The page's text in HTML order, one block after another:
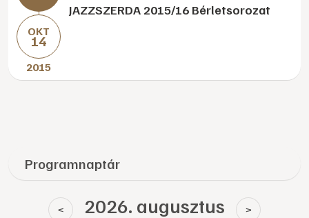
OKT
14
2015
JAZZSZERDA 2015/16 Bérletsorozat
Programnaptár
< 2026. augusztus >